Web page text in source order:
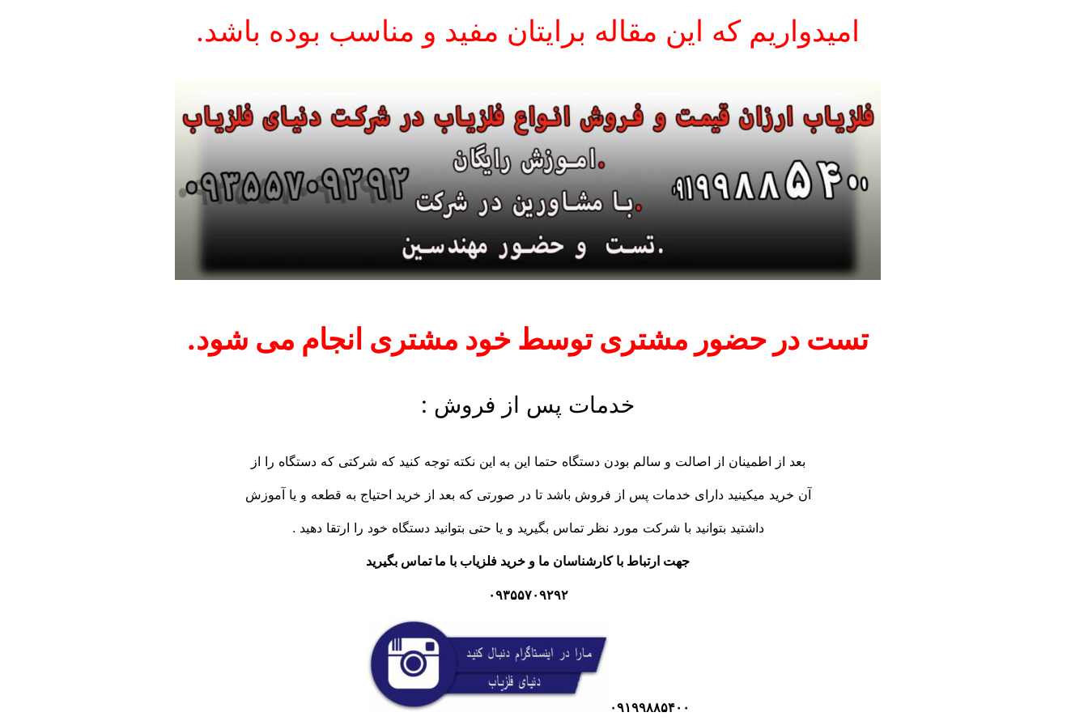
امیدواریم که این مقاله برایتان مفید و مناسب بوده باشد.
تست در حضور مشتری توسط خود مشتری انجام می شود.
خدمات پس از فروش :
بعد از اطمینان از اصالت و سالم بودن دستگاه حتما این به این نکته توجه کنید که شرکتی که دستگاه را از
آن خرید میکینید دارای خدمات پس از فروش باشد تا در صورتی که بعد از خرید احتیاج به قطعه و یا آموزش
داشتید بتوانید با شرکت مورد نظر تماس بگیرید و یا حتی بتوانید دستگاه خود را ارتقا دهید .
جهت ارتباط با کارشناسان ما و خرید فلزیاب با ما تماس بگیرید
۰۹۳۵۵۷۰۹۲۹۲
۰۹۱۹۹۸۸۵۴۰۰